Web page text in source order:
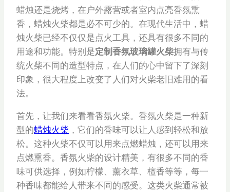
蜡烛还是烧烤，在户外露营或者室内点亮香氛熏
香，蜡烛火柴都是必不可少的。在现代生活中，蜡
烛火柴已经不仅仅是点火工具，还具有很多不同的
用途和功能。特别是定制香氛玻璃罐火柴拥有与传
统火柴不同的造型特点，在人们的心中留下了深刻
印象，很大程度上改变了人们对火柴老旧难用的看
法。
首先，让我们来看看香氛火柴。香氛火柴是一种新
型的蜡烛火柴 ，它们的香味可以让人感到轻松和放
松。这种火柴不仅可以用来点燃蜡烛，还可以用来
点燃熏香。香氛火柴的设计精美，有很多不同的香
味可供选择，例如柠檬、薰衣草、檀香等等，每一
种香味都能给人带来不同的感受。这类火柴通常被